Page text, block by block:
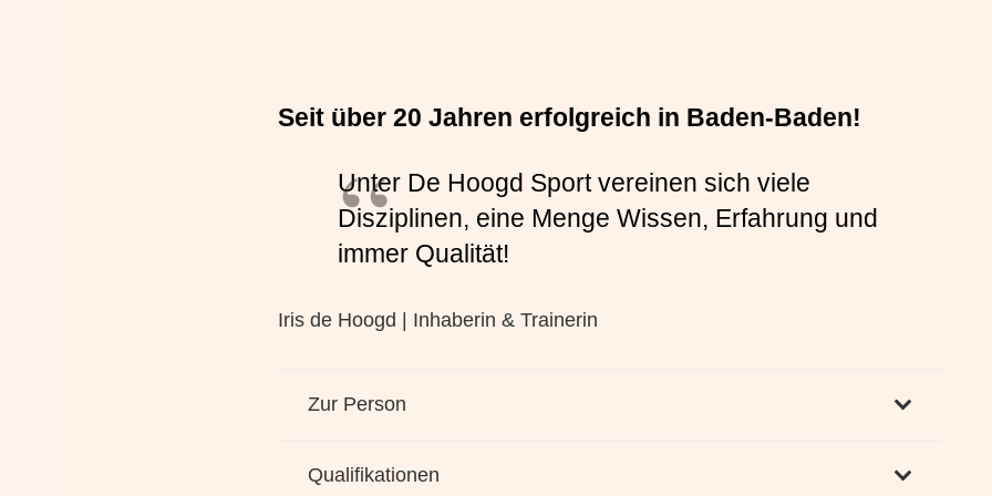
Seit über 20 Jahren erfolgreich in Baden-Baden!
Unter De Hoogd Sport vereinen sich viele
Disziplinen, eine Menge Wissen, Erfahrung und
immer Qualität!
Iris de Hoogd | Inhaberin & Trainerin
Zur Person
Qualifikationen